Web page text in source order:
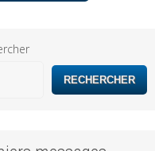
RECHERCHER